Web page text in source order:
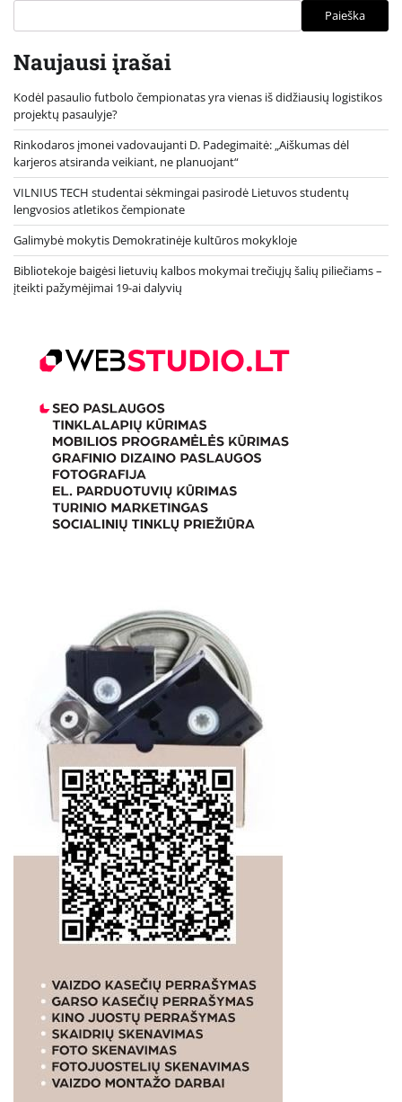
Paieška
Naujausi įrašai
Kodėl pasaulio futbolo čempionatas yra vienas iš didžiausių logistikos
projektų pasaulyje?
Rinkodaros įmonei vadovaujanti D. Padegimaitė: „Aiškumas dėl
karjeros atsiranda veikiant, ne planuojant“
VILNIUS TECH studentai sėkmingai pasirodė Lietuvos studentų
lengvosios atletikos čempionate
Galimybė mokytis Demokratinėje kultūros mokykloje
Bibliotekoje baigėsi lietuvių kalbos mokymai trečiųjų šalių piliečiams –
įteikti pažymėjimai 19-ai dalyvių